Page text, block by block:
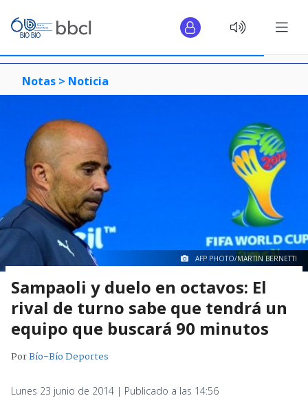
Notas > Noticia
AFP PHOTO/MARTIN BERNETTI
Sampaoli y duelo en octavos: El
rival de turno sabe que tendrá un
equipo que buscará 90 minutos
PorBío-Bío Deportes
Lunes 23 junio de 2014 | Publicado a las 14:56